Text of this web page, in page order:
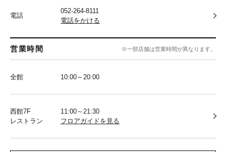
電話
052-264-8111
電話をかける
営業時間 ※一部店舗は営業時間が異なります。
全館 10:00～20:00
西館7F
レストラン
11:00～21:30
フロアガイドを見る